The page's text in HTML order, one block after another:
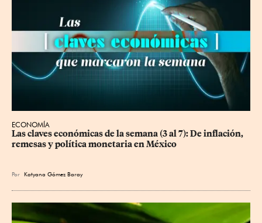
ECONOMÍA
Las claves económicas de la semana (3 al 7): De inflación,
remesas y política monetaria en México
Por Katyana Gómez Baray